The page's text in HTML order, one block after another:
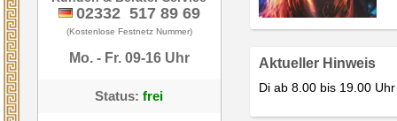
02332 517 89 69
(Kostenlose Festnetz Nummer)
Mo. - Fr. 09-16 Uhr
Status:frei
Aktueller Hinweis
Di ab 8.00 bis 19.00